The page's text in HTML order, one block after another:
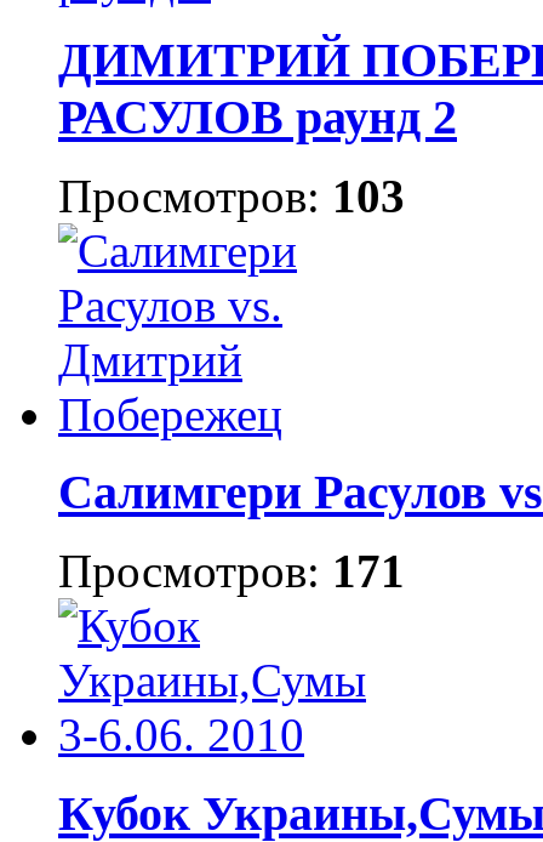
ДИМИТРИЙ
РАСУЛОВ раунд 2
Просмотров: 103
Салимгери Расулов
Просмотров: 171
Кубок Украины,Сумы